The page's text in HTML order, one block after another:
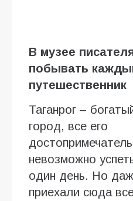
В музее
побывать
путешественник
Таганрог –
город, все его
невозможно
один день. Но
приехали сюда